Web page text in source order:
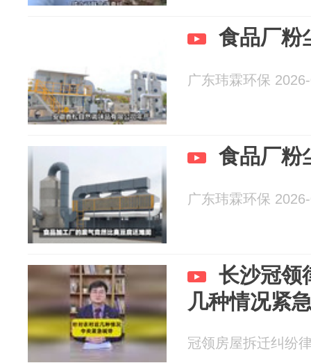
食品厂粉
广东玮霖环保
食品厂粉
广东玮霖环保
长沙冠领
几种情况紧
冠领房屋拆迁纠纷